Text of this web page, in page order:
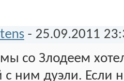
- 25.09.2011
со Злодеем
с ним дуэли. Если